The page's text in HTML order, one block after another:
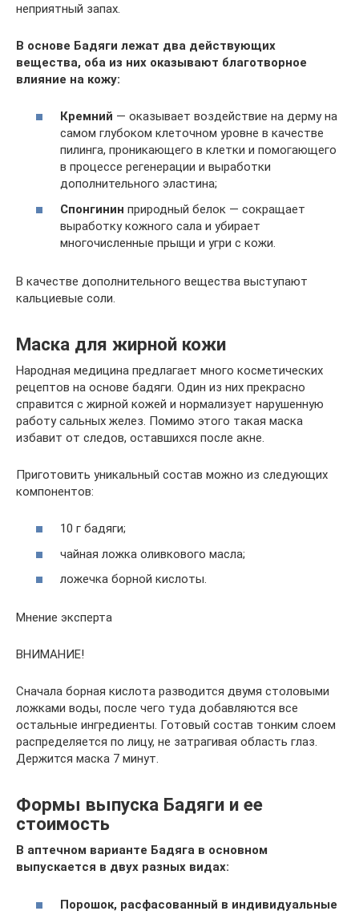
неприятный запах.
В основе Бадяги лежат два действующих
вещества, оба из них оказывают благотворное
влияние на кожу:
Кремний — оказывает воздействие на дерму на
самом глубоком клеточном уровне в качестве
пилинга, проникающего в клетки и помогающего
в процессе регенерации и выработки
дополнительного эластина;
Спонгинин природный белок — сокращает
выработку кожного сала и убирает
многочисленные прыщи и угри с кожи.
В качестве дополнительного вещества выступают
кальциевые соли.
Маска для жирной кожи
Народная медицина предлагает много косметических
рецептов на основе бадяги. Один из них прекрасно
справится с жирной кожей и нормализует нарушенную
работу сальных желез. Помимо этого такая маска
избавит от следов, оставшихся после акне.
Приготовить уникальный состав можно из следующих
компонентов:
10 г бадяги;
чайная ложка оливкового масла;
ложечка борной кислоты.
Мнение эксперта
ВНИМАНИЕ!
Сначала борная кислота разводится двумя столовыми
ложками воды, после чего туда добавляются все
остальные ингредиенты. Готовый состав тонким слоем
распределяется по лицу, не затрагивая область глаз.
Держится маска 7 минут.
Формы выпуска Бадяги и ее
стоимость
В аптечном варианте Бадяга в основном
выпускается в двух разных видах:
Порошок, расфасованный в индивидуальные